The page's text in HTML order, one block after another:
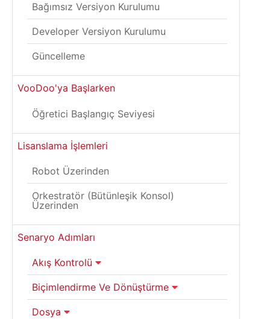
Bağımsız Versiyon Kurulumu
Developer Versiyon Kurulumu
Güncelleme
VooDoo'ya Başlarken
Öğretici Başlangıç Seviyesi
Lisanslama İşlemleri
Robot Üzerinden
Orkestratör (Bütünleşik Konsol)
Üzerinden
Senaryo Adımları
Akış Kontrolü
Biçimlendirme Ve Dönüştürme
Dosya